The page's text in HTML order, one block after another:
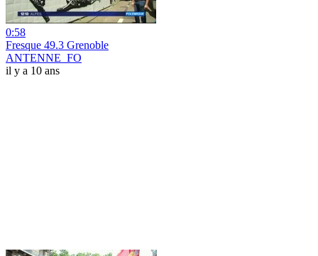
0:58
Fresque 49.3 Grenoble
ANTENNE_FO
il y a 10 ans